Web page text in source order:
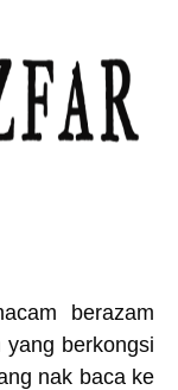
berazam
berkongsi
nak baca ke